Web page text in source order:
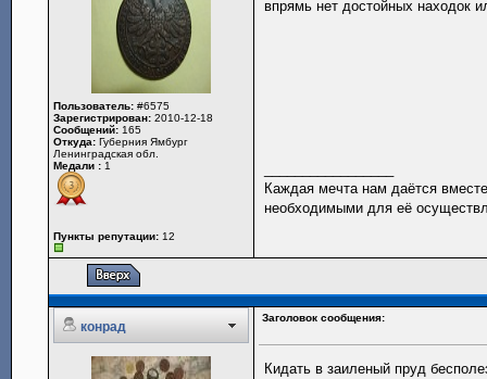
Пользователь: #6575
Зарегистрирован: 2010-12-18
Сообщений: 165
Откуда: Губерния Ямбург
Ленинградская обл.
Медали : 1
Пункты репутации: 12
впрямь нет достойных находок
Каждая мечта нам даётся
необходимыми для её
конрад
Заголовок сообщения:
Кидать в заиленый пруд